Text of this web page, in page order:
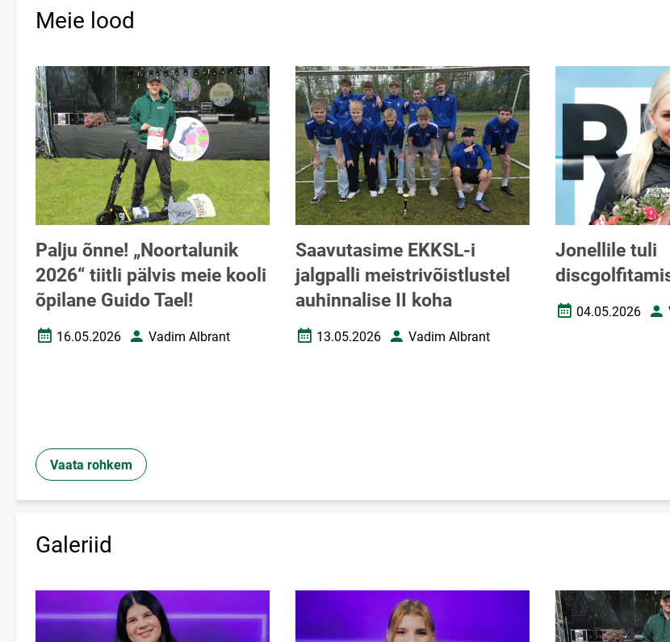
Meie lood
Palju õnne! „Noortalunik
2026“ tiitli pälvis meie kooli
õpilane Guido Tael!
Loomise kuupäev
16.05.2026 AutorVadim Albrant
Saavutasime EKKSL-i
jalgpalli meistrivõistlustel
auhinnalise II koha
Loomise kuupäev
13.05.2026 AutorVadim Albrant
Jonellile tuli
Loomise kuupäev
04.05.2026
Vaata rohkem
Galeriid